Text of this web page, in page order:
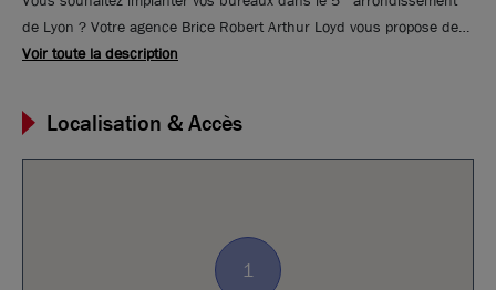
de Lyon ? Votre agence Brice Robert Arthur Loyd vous propose de
découvrir cette surface de bureaux située dans le Rive de Saône.
Presqu'île et à proximité immédiate du quartier de Confluence,
offrant de nombreux services tels que restaurants, commerces,
hôtels ... Vue imprenable sur les quais de Saône et proximité
Voir toute la description
Localisation & Accès
1